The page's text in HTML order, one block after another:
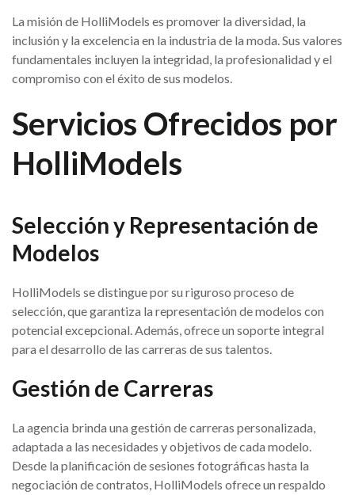
La misión de HolliModels es promover la diversidad, la
inclusión y la excelencia en la industria de la moda. Sus valores
fundamentales incluyen la integridad, la profesionalidad y el
compromiso con el éxito de sus modelos.
Servicios Ofrecidos por
HolliModels
Selección y Representación de
Modelos
HolliModels se distingue por su riguroso proceso de
selección, que garantiza la representación de modelos con
potencial excepcional. Además, ofrece un soporte integral
para el desarrollo de las carreras de sus talentos.
Gestión de Carreras
La agencia brinda una gestión de carreras personalizada,
adaptada a las necesidades y objetivos de cada modelo.
Desde la planificación de sesiones fotográficas hasta la
negociación de contratos, HolliModels ofrece un respaldo